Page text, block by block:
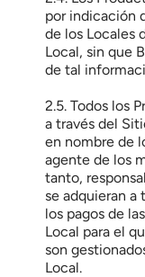
por indicación
de los Locales
Local, sin que
de tal
2.5. Todos los
a través del
en nombre de
agente de los
tanto,
se adquieran a
los pagos de
Local para el
son
Local.